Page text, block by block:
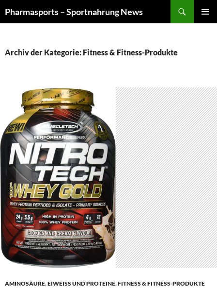
Inhalt
Pharmasports – Sportnahrung News
Archiv der Kategorie: Fitness & Fitness-Produkte
AMINOSÄURE,EIWEISS UND PROTEINE,FITNESS & FITNESS-PRODUKTE